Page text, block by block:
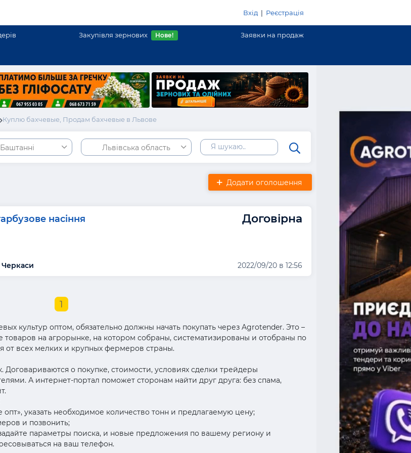
Вхід | Реєстрація
Закупівля зернових Нове! Заявки на продаж
Куплю бахчевые, Продам бахчевые в Львове
Баштанні Львівська область
Додати оголошення
насіння Договірна
Черкаси 2022/09/20 в 12:56
1
культур оптом, обязательно должны начать покупать через Agrotender. Это –
на агрорынке, на котором собраны, систематизированы и отобраны по
всех мелких и крупных фермеров страны.
Договариваются о покупке, стоимости, условиях сделки трейдеры
А интернет-портал поможет сторонам найти друг друга: без спама,
указать необходимое количество тонн и предлагаемую цену;
и позвонить;
параметры поиска, и новые предложения по вашему региону и
на ваш телефон.